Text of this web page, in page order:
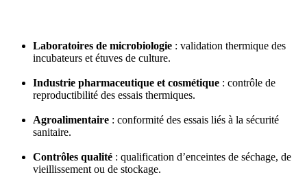
Laboratoires de microbiologie : validation thermique des
incubateurs et étuves de culture.
Industrie pharmaceutique et cosmétique : contrôle de
reproductibilité des essais thermiques.
Agroalimentaire : conformité des essais liés à la sécurité
sanitaire.
Contrôles qualité : qualification d’enceintes de séchage, de
vieillissement ou de stockage.